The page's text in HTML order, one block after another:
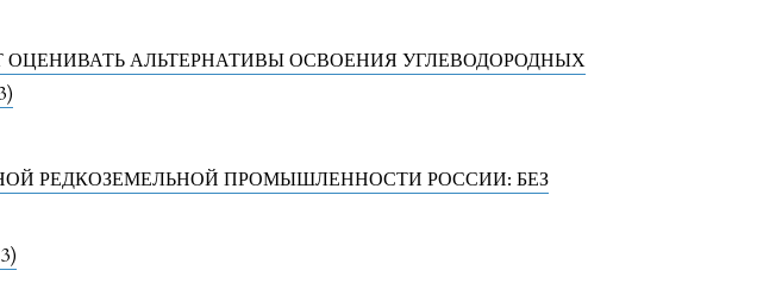
АЛЬТЕРНАТИВЫ ОСВОЕНИЯ УГЛЕВОДОРОДНЫХ
РЕДКОЗЕМЕЛЬНОЙ ПРОМЫШЛЕННОСТИ РОССИИ: БЕЗ